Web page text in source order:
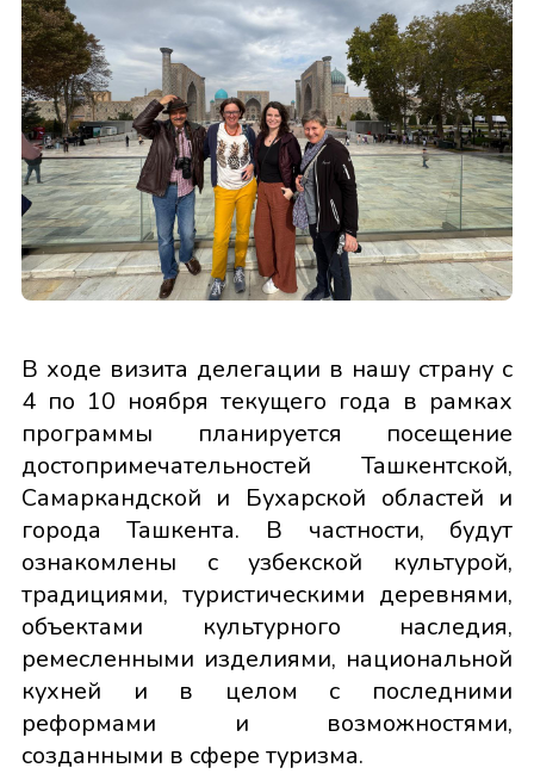
В ходе визита делегации в нашу страну с
4 по 10 ноября текущего года в рамках
программы планируется посещение
достопримечательностей Ташкентской,
Самаркандской и Бухарской областей и
города Ташкента. В частности, будут
ознакомлены с узбекской культурой,
традициями, туристическими деревнями,
объектами культурного наследия,
ремесленными изделиями, национальной
кухней и в целом с последними
реформами и возможностями,
созданными в сфере туризма.